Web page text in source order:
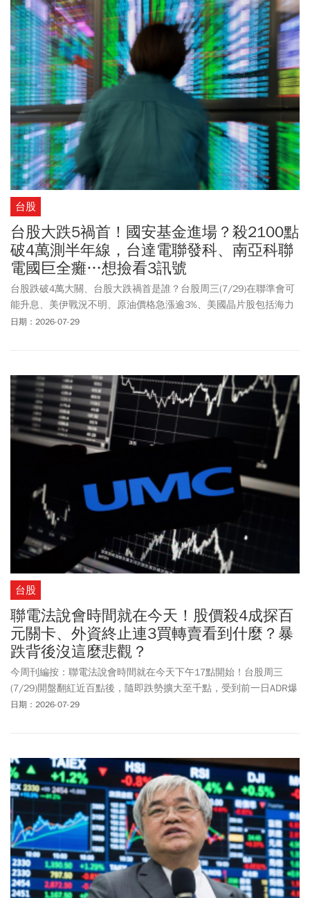
榜成交量前一二名。先前喊出「砸1億元買0050」被市場封為
0050「1億男」的分析師郭哲榮(哲哲)，其重倉布局的0050股價同步
走強。以郭哲榮平均每股約93.3元價格買進、再以0050盤中高點
101.70元計算，每股價差高達8.4元，郭哲榮手上1100張的0050，
盤中帳面獲利瞬間超過9百萬。投資人關心，台股大跌後反彈近3千
點，後續該如何布局？主動式ETF又該如何操作？
台股
台股大跌5禍首！國安基金進場？殺2100點
破4萬測半年線，台達電聯發科、南亞科聯
電國巨全癱…想撿看3訊號
台股跌破4萬大關、台股大跌禍首是誰？台股周三(7/29)在聯準會可
能升息、美伊戰況不明、原油價格急漲逾3%、美國晶片股包括海力
士、美光等重挫近10%，以及中國低成本AI模型等利空襲擊下，近午
交量重返兆元、來到1.08兆元。國安基金是否要進場護盤了？財政
部長莊翠雲在立院備詢時回應，台灣實體經濟表現仍相當亮眼，國
安基金幕僚將持續關注國際情勢及台股走勢，後續將依照國安基金
條例進行觀察與處理。法人指出，台股要看止跌訊號，須緊盯12周
RSI能否守穩50、周KD開口是否收斂，及40000－42000點支撐是否
實質跌破等3大關鍵指標，才能確認台股是否真正止穩。
日期：2026-07-29
台股
聯電法說會時間就在今天！股價殺4成探百
元關卡、外資終止連3買轉賣看到什麼？暴
跌背後沒這麼悲觀？
今周刊編按：聯電法說會時間就在今天下午17點開始！台股周三
(7/29)開盤翻紅近百點後，隨即跌勢擴大至千點，受到前一日ADR爆
殺9%，聯電周三(7/29)開盤一度下殺至104.5元，跌幅7.93%；力積
情緒，而非基本面轉弱，隨籌碼洗清後，股價已進入相對低檔區。
日期：2026-07-29